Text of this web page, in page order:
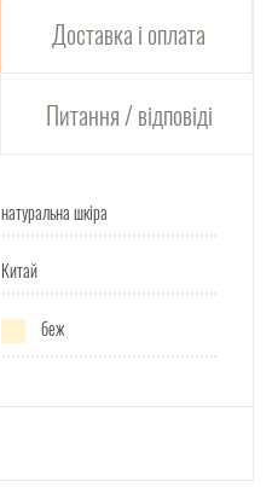
Доставка і оплата
Питання / відповіді
натуральна шкіра
Китай
беж